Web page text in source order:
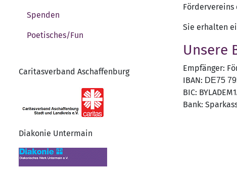
Spenden
Poetisches/Fun
Caritasverband Aschaffenburg
Diakonie Untermain
Fördervereins
Sie erhalten
Unsere
Empfänger:
IBAN: DE75
BIC:
Bank: